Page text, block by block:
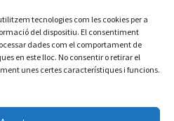
tecnologies com les cookies per a
del dispositiu. El consentiment
dades com el comportament de
en este lloc. No consentir o retirar el
unes certes característiques i funcions.